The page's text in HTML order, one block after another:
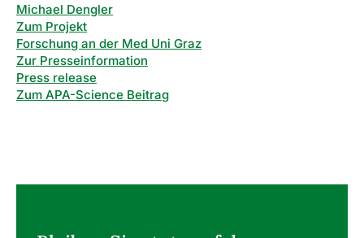
Michael Dengler
Zum Projekt
Forschung an der Med Uni Graz
Zur Presseinformation
Press release
Zum APA-Science Beitrag